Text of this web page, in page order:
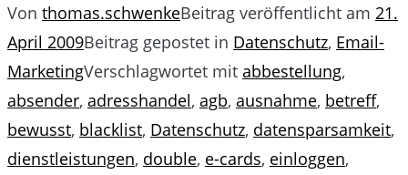
Von thomas.schwenkeBeitrag veröffentlicht am 21.
April 2009Beitrag gepostet in Datenschutz, Email-
MarketingVerschlagwortet mit abbestellung,
absender, adresshandel, agb, ausnahme, betreff,
bewusst, blacklist, Datenschutz, datensparsamkeit,
dienstleistungen, double, e-cards, einloggen,